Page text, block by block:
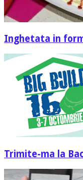
Inghetata in
Trimite-ma la